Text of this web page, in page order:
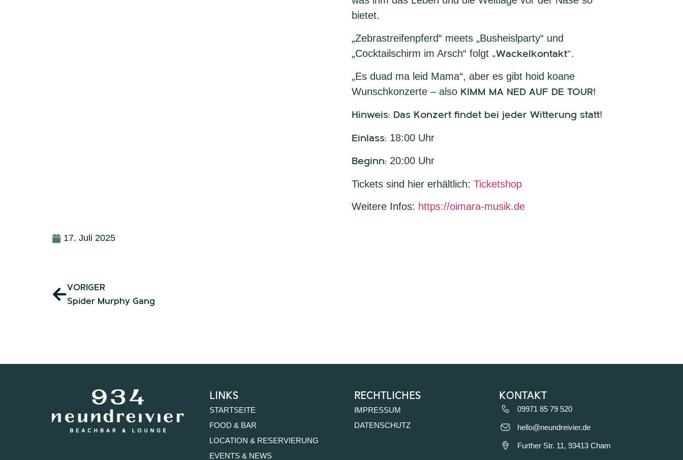
bietet.
„Zebrastreifenpferd“ meets „Busheislparty“ und
„Cocktailschirm im Arsch“ folgt „Wackelkontakt“.
„Es duad ma leid Mama“, aber es gibt hoid koane
Wunschkonzerte – also KIMM MA NED AUF DE TOUR!
Hinweis: Das Konzert findet bei jeder Witterung statt!
Einlass: 18:00 Uhr
Beginn: 20:00 Uhr
Tickets sind hier erhältlich: Ticketshop
Weitere Infos: https://oimara-musik.de
17. Juli 2025
VORIGER
Spider Murphy Gang
links
STARTSEITE
FOOD & BAR
LOCATION & RESERVIERUNG
EVENTS & NEWS
rechtliches
IMPRESSUM
DATENSCHUTZ
kontakt
09971 85 79 520
hello@neundreivier.de
Further Str. 11, 93413 Cham